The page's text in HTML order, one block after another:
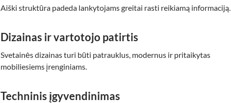
Aiški struktūra padeda lankytojams greitai rasti reikiamą informaciją.
Dizainas ir vartotojo patirtis
Svetainės dizainas turi būti patrauklus, modernus ir pritaikytas
mobiliesiems įrenginiams.
Techninis įgyvendinimas